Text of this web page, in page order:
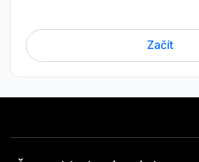
Začít